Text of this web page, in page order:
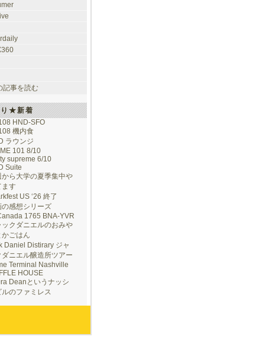
記事を読む
り★新着
HND-SFO
機内食
ラウンジ
101 8/10
supreme 6/10
Suite
から大学の夏季集中や
ます
US ‘26 終了
の感想シリーズ
1765 BNA-YVR
ックダニエルのおみや
かごはん
Daniel Distirary ジャ
ダニエル醸造所ツアー
Terminal Nashville
HOUSE
Deanというナッシ
ルのファミレス